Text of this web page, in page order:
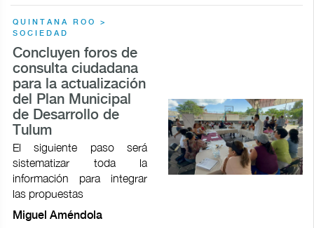
QUINTANA ROO >
SOCIEDAD
Concluyen foros de
consulta ciudadana
para la actualización
del Plan Municipal
de Desarrollo de
Tulum
El siguiente paso será
sistematizar toda la
información para integrar
las propuestas
Miguel Améndola